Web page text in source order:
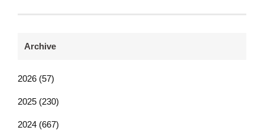
Archive
2026 (57)
2025 (230)
2024 (667)